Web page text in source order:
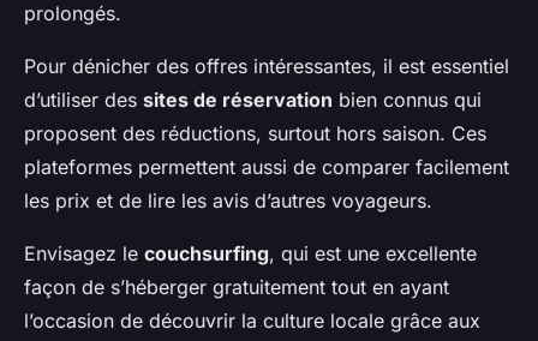
prolongés.
Pour dénicher des offres intéressantes, il est essentiel
d’utiliser des sites de réservation bien connus qui
proposent des réductions, surtout hors saison. Ces
plateformes permettent aussi de comparer facilement
les prix et de lire les avis d’autres voyageurs.
Envisagez le couchsurfing, qui est une excellente
façon de s’héberger gratuitement tout en ayant
l’occasion de découvrir la culture locale grâce aux